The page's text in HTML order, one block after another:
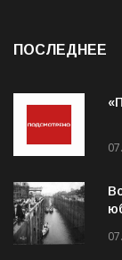
ПОСЛЕДНЕЕ